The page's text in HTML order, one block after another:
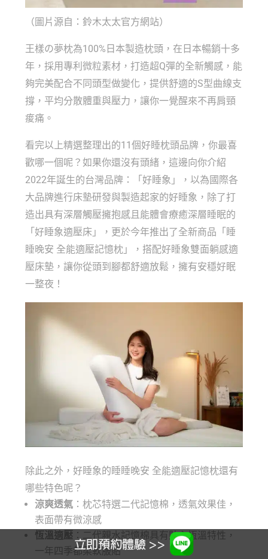
（圖片源自：鈴木太太官方網站）
王樣の夢枕為100%日本製造枕頭，在日本暢銷十多
年，採用專利微粒素材，打造超Q彈的全新觸感，能
夠完美配合不同頭型做變化，提供舒適的S型曲線支
撐，平均分散體重與壓力，讓你一覺醒來不再肩頸
痠痛。
看完以上精選整理出的11個好睡枕頭品牌，你最喜
歡哪一個呢？如果你還沒有頭緒，這邊向你介紹
2022年誕生的台灣品牌：「好睡象」，以為國際各
大品牌進行床墊研發與製造起家的好睡象，除了打
造出具有深層觸壓擁抱感且能體會療癒深層睡眠的
「好睡象適壓床」，更於今年推出了全新商品「睡
睡晚安 全能適壓記憶枕」，搭配好睡象雙面躺感適
壓床墊，讓你從頭到腳都舒適放鬆，擁有安穩好眠
一整夜！
除此之外，好睡象的睡睡晚安 全能適壓記憶枕還有
哪些特色呢？
涼爽透氣 ：枕芯特選二代記憶棉，透氣效果佳，
表面帶有微涼感
恆溫適壓 ：二代親水記憶棉具有貼心恆溫特性，
一年四季都柔軟服貼